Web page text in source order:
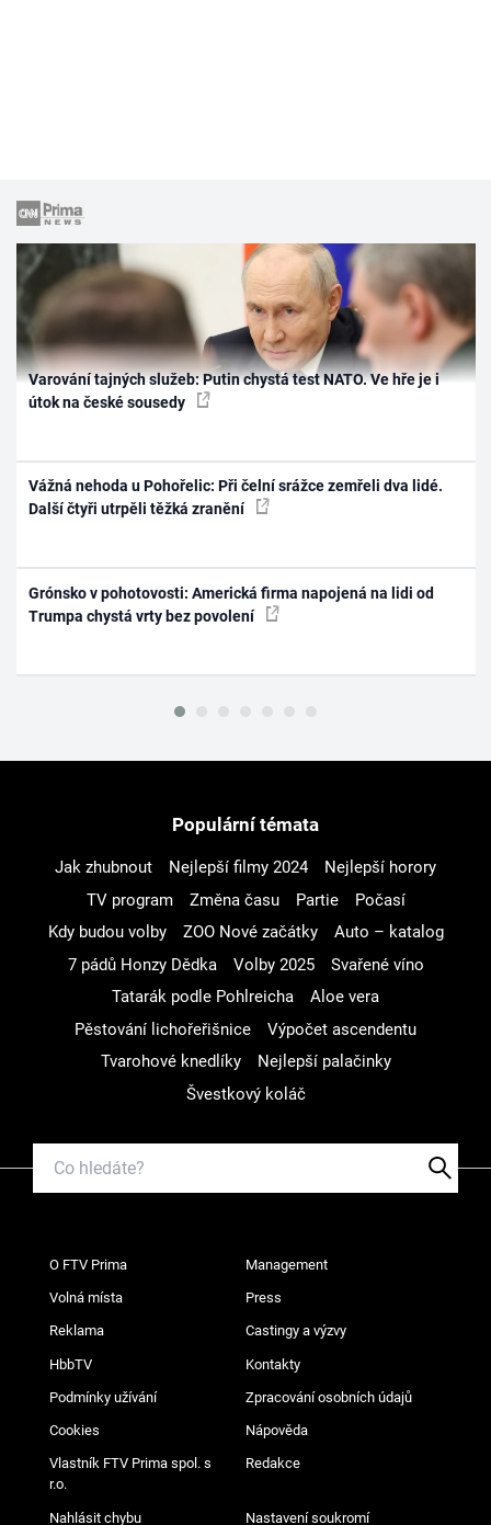
Varování tajných služeb: Putin chystá test NATO. Ve hře je i
útok na české sousedy
Vážná nehoda u Pohořelic: Při čelní srážce zemřeli dva lidé.
Další čtyři utrpěli těžká zranění
Grónsko v pohotovosti: Americká firma napojená na lidi od
Trumpa chystá vrty bez povolení
Populární témata
Jak zhubnout Nejlepší filmy 2024
Nejlepší horory
TV program
Změna času Partie
Počasí
Kdy budou volby
ZOO Nové začátky
Auto – katalog
7 pádů Honzy Dědka
Volby 2025
Svařené víno
Tatarák podle Pohlreicha
Aloe vera
Pěstování lichořeřišnice
Výpočet ascendentu
Tvarohové knedlíky
Nejlepší palačinky
Švestkový koláč
O FTV Prima Management
Volná místa Press
Reklama Castingy a výzvy
HbbTV Kontakty
Podmínky užívání Zpracování osobních údajů
Cookies Nápověda
Vlastník FTV Prima spol. s
r.o.
Redakce
Nahlásit chybu Nastavení soukromí